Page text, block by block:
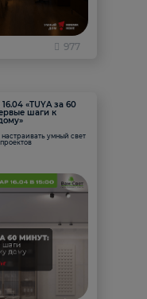
977
«TUYA за 60
шаги к
умный свет